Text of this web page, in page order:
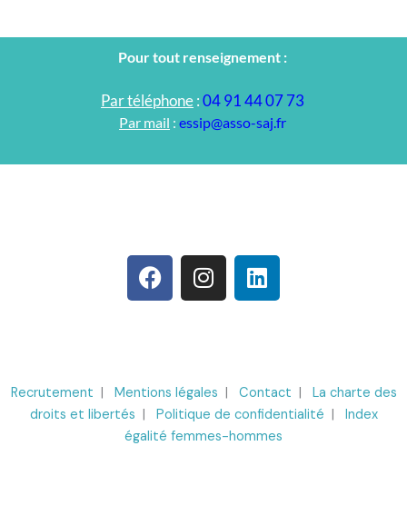
Pour tout renseignement :
Par téléphone:04 91 44 07 73
Par mail :essip@asso-saj.fr
F
a
c
o
k
I
n
s
r
a
m
L
i
n
i
n
Recrutement | Mentions légales | Contact | La charte des
droits et libertés | Politique de confidentialité | Index
égalité femmes-hommes